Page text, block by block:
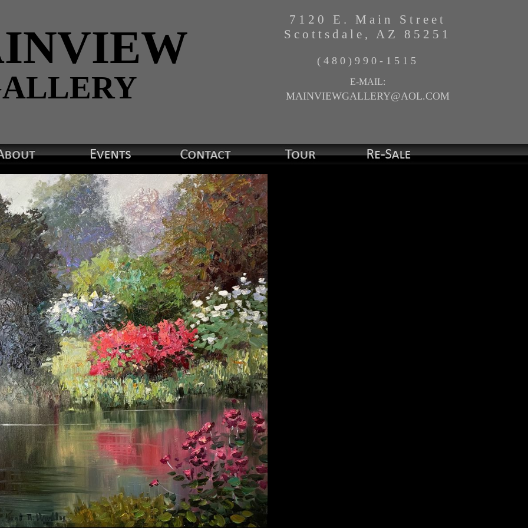
7120 E. Main Street
Scottsdale, AZ 85251
(480)990-1515
E-MAIL:
MAINVIEWGALLERY@AOL.COM